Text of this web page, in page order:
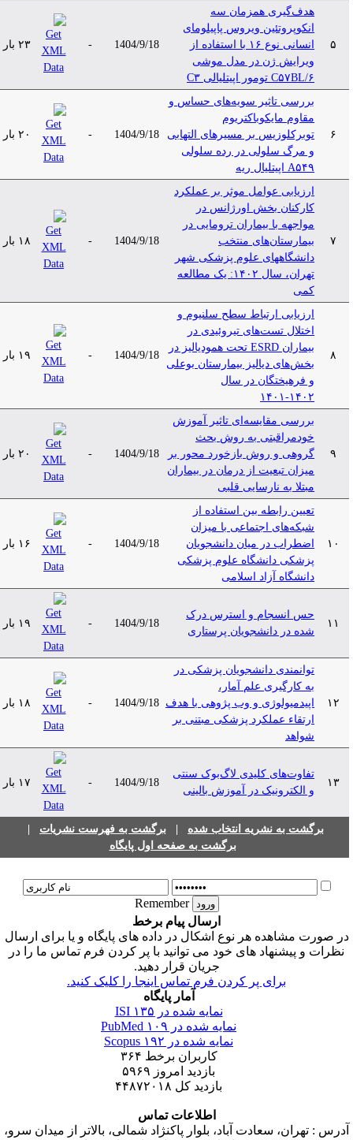
هدف‌گیری همزمان سه
انکوپروتئین ویروس پاپیلومای
انسانی نوع ۱۶ با استفاده از
ویرایش ژن در مدل موشی
C۵۷BL/۶ تومور اپیتلیالی C۳
1404/9/18 ۲۳ بار
بررسی تاثیر سویه‌های حساس و
مقاوم مایکوباکتریوم
توبرکلوزیس بر مسیرهای التهابی
و مرگ سلولی در رده سلولی
A۵۴۹ اپیتلیال ریه
1404/9/18 ۲۰ بار
ارزیابی عوامل موثر بر عملکرد
کارکنان بخش اورژانس در
مواجهه با بیماران ترومایی در
بیمارستان‌های منتخب
دانشگاههای علوم پزشکی شهر
تهران، سال ۱۴۰۲: یک مطالعه
کمی
1404/9/18 ۱۸ بار
ارزیابی ارتباط سطح سلنیوم و
اختلال تست‌های تیروئیدی در
بیماران ESRD تحت همودیالیز در
بخش‌های دیالیز بیمارستان بوعلی
و فرهیختگان در سال
۱۴۰۲-۱۴۰۱
1404/9/18 ۱۹ بار
بررسی مقایسه‌ای تاثیر آموزش
خودمراقبتی به روش بحث
گروهی و روش بازخورد محور بر
میزان تبعیت از درمان در بیماران
مبتلا به نارسایی قلبی
1404/9/18 ۲۰ بار
۱۰
تعیین رابطه بین استفاده از
شبکه‌های اجتماعی با میزان
اضطراب در میان دانشجویان
پزشکی دانشگاه علوم پزشکی
دانشگاه آزاد اسلامی
1404/9/18 ۱۶ بار
۱۱
حس انسجام و استرس درک
شده در دانشجویان پرستاری
1404/9/18 ۱۹ بار
۱۲
توانمندی دانشجویان پزشکی در
به کارگیری علم آمار،
اپیدمیولوژی و وب پژوهی با هدف
ارتقاء عملکرد پزشکی مبتنی بر
شواهد
1404/9/18 ۱۸ بار
۱۳
تفاوت‌های کلیدی لاگ‌بوک سنتی
و الکترونیک در آموزش بالینی
1404/9/18 ۱۷ بار
برگشت به نشریه انتخاب شده| برگشت به فهرست نشریات|
برگشت به صفحه اول پایگاه
Remember
ارسال پیام برخط
صورت مشاهده هر نوع اشکال در داده های پایگاه و یا برای ارسال
نظرات و پیشنهاد های خود می توانید با پر کردن فرم تماس ما را در
جریان قرار دهید.
برای پر کردن فرم تماس اینجا را کلیک کنید.
آمار پایگاه
نمایه شده در ISI۱۳۵
نمایه شده در PubMed۱۰۹
نمایه شده در Scopus۱۹۲
کاربران برخط۳۶۴
بازدید امروز۵۹۶۹
بازدید کل ۴۴۸۷۲۰۱۸
اطلاعات تماس
: تهران، سعادت آباد، بلوار پاکنژاد شمالی، بالاتر از میدان سرو،